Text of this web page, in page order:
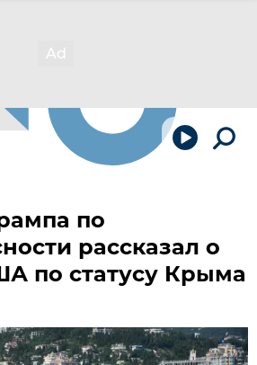
по
рассказал о
по статусу Крыма